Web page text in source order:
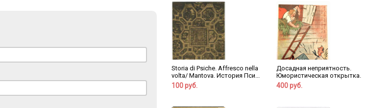
Storia di Psiche. Affresco nella
volta/ Mantova. История Пси...
100 руб.
Досадная неприятность.
Юмористическая открытка.
400 руб.